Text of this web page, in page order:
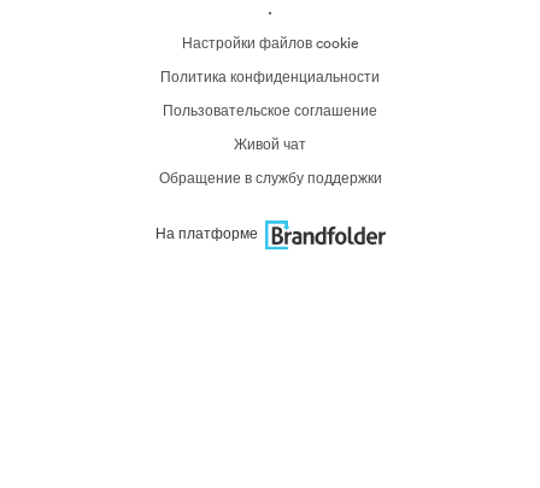
·
Настройки файлов cookie
Политика конфиденциальности
Пользовательское соглашение
Живой чат
Обращение в службу поддержки
На платформе